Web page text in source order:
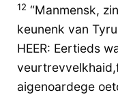
12 “Manmensk,
keunenk van
HEER: Eertieds
aigenoardege